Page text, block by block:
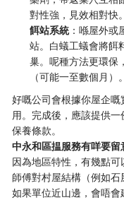
對性強，見效相對快。
餌站系統：喺屋外或
站。白蟻工蟻會將餌
巢。呢種方法更環保
（可能一至數個月）。
好嘅公司會根據你屋企
用。完成後，應該提供
保養條款。
中永和區揾服務有咩要留
因為地區特性，有幾點可
師傅對村屋結構（例如
如果單位近山邊，會唔